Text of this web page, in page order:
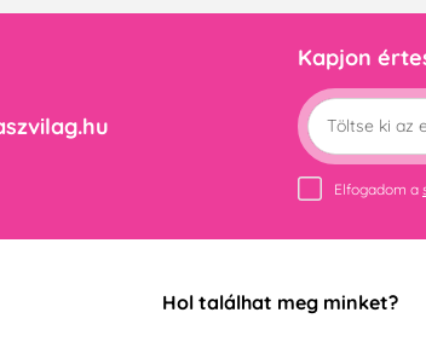
Kapjon
Elfogadom a
Hol találhat meg minket?